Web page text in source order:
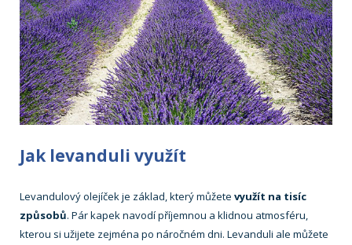
Jak levanduli využít
Levandulový olejíček je základ, který můžete využít na tisíc
způsobů. Pár kapek navodí příjemnou a klidnou atmosféru,
kterou si užijete zejména po náročném dni. Levanduli ale můžete